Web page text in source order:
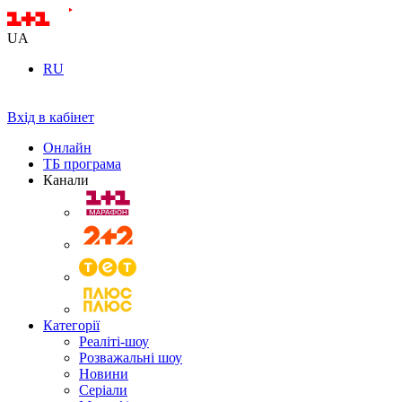
UA
RU
Вхід в кабінет
Онлайн
ТБ програма
Канали
Категорії
Реаліті-шоу
Розважальні шоу
Новини
Серіали